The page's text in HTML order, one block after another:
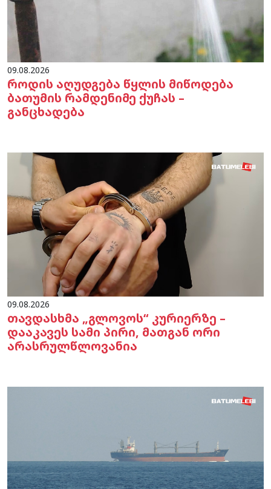
09.08.2026
როდის აღუდგება წყლის მიწოდება
ბათუმის რამდენიმე ქუჩას –
განცხადება
09.08.2026
თავდასხმა „გლოვოს“ კურიერზე –
დააკავეს სამი პირი, მათგან ორი
არასრულწლოვანია